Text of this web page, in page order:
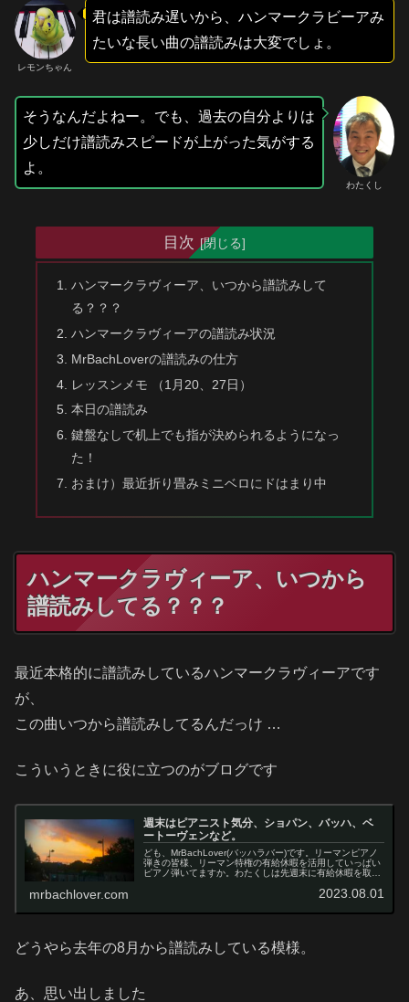
レモンちゃん
君は譜読み遅いから、ハンマークラビーアみ
たいな長い曲の譜読みは大変でしょ。
わたくし
そうなんだよねー。でも、過去の自分よりは
少しだけ譜読みスピードが上がった気がする
よ。
目次
ハンマークラヴィーア、いつから譜読みして
る？？？
ハンマークラヴィーアの譜読み状況
MrBachLoverの譜読みの仕方
レッスンメモ （1月20、27日）
本日の譜読み
鍵盤なしで机上でも指が決められるようになっ
た！
おまけ）最近折り畳みミニベロにドはまり中
ハンマークラヴィーア、いつから
譜読みしてる？？？
最近本格的に譜読みしているハンマークラヴィーアです
が、
この曲いつから譜読みしてるんだっけ …
こういうときに役に立つのがブログです
週末はピアニスト気分、ショパン、バッハ、ベ
ートーヴェンなど。
ども、MrBachLover(バッハラバー)です。リーマンピアノ
弾きの皆様、リーマン特権の有給休暇を活用していっぱい
ピアノ弾いてますか。わたくしは先週末に有給休暇を取
mrbachlover.com 2023.08.01
どうやら去年の8月から譜読みしている模様。
あ、思い出しました